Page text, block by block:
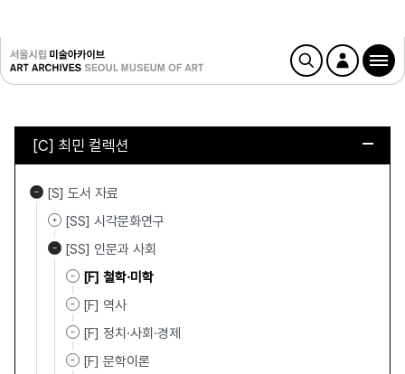
[C] 최민 컬렉션
[S] 도서 자료
[SS] 시각문화연구
[SS] 인문과 사회
[F] 철학·미학
[F] 역사
[F] 정치·사회·경제
[F] 문학이론